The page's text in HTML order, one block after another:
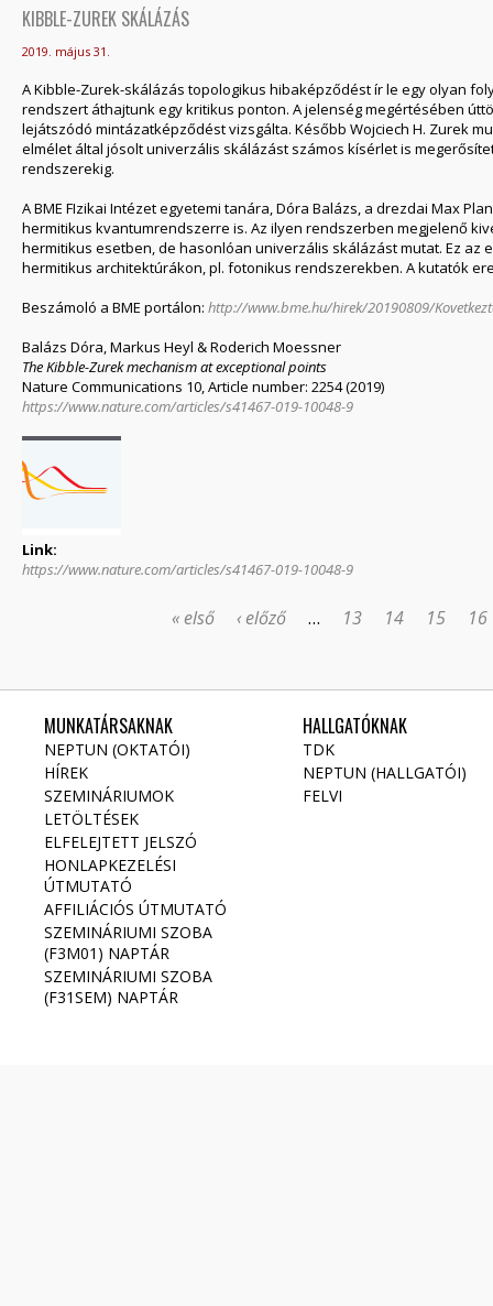
KIBBLE-ZUREK SKÁLÁZÁS
2019. május 31.
A Kibble-Zurek-skálázás topologikus hibaképződést ír le egy olyan
rendszert áthajtunk egy kritikus ponton. A jelenség megértésében
lejátszódó mintázatképződést vizsgálta. Később Wojciech H. Zurek
elmélet által jósolt univerzális skálázást számos kísérlet is
rendszerekig.
A BME FIzikai Intézet egyetemi tanára, Dóra Balázs, a drezdai Max
hermitikus kvantumrendszerre is. Az ilyen rendszerben megjelenő
hermitikus esetben, de hasonlóan univerzális skálázást mutat. Ez
hermitikus architektúrákon, pl. fotonikus rendszerekben. A kutatók
Beszámoló a BME portálon: http://www.bme.hu/hirek/20190809/
Balázs Dóra, Markus Heyl & Roderich Moessner
The Kibble-Zurek mechanism at exceptional points
Nature Communications 10, Article number: 2254 (2019)
https://www.nature.com/articles/s41467-019-10048-9
Link:
https://www.nature.com/articles/s41467-019-10048-9
« első ‹ előző … 13 14 15 16
MUNKATÁRSAKNAK
NEPTUN (OKTATÓI)
HÍREK
SZEMINÁRIUMOK
LETÖLTÉSEK
ELFELEJTETT JELSZÓ
HONLAPKEZELÉSI
ÚTMUTATÓ
AFFILIÁCIÓS ÚTMUTATÓ
SZEMINÁRIUMI SZOBA
(F3M01) NAPTÁR
SZEMINÁRIUMI SZOBA
(F31SEM) NAPTÁR
HALLGATÓKNAK
TDK
NEPTUN (HALLGATÓI)
FELVI